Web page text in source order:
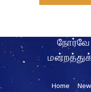
நோர்வே
Home